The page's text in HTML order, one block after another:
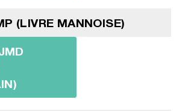
(LIVRE MANNOISE)